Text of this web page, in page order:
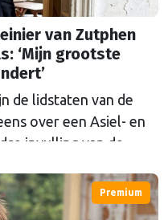
van Zutphen
‘Mijn grootste
de lidstaten van de
over een Asiel- en
invulling van de
van Zutphen. "Het
als geheel, hoe wij
Premium